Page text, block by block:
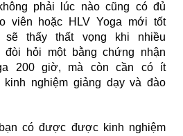
phải lúc nào cũng có đủ
viên hoặc HLV Yoga mới tốt
sẽ thấy thất vọng khi nhiều
đòi hỏi một bằng chứng nhận
200 giờ, mà còn cần có ít
nghiệm giảng dạy và đào
có được được kinh nghiệm